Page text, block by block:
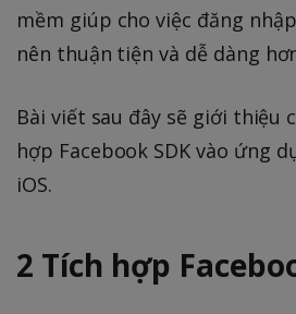
mềm giúp cho việc đăng
nên thuận tiện và dễ dàng
Bài viết sau đây sẽ giới thiệu
hợp Facebook SDK vào ứng
iOS.
2 Tích hợp